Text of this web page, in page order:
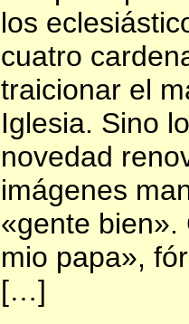
los
cuatro
traicionar el
Iglesia. Sino
novedad
imágenes
«gente bien».
mio papa»,
[…]